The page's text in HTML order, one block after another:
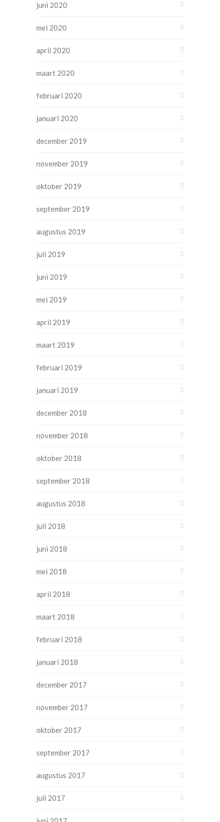
juni 2020
mei 2020
april 2020
maart 2020
februari 2020
januari 2020
december 2019
november 2019
oktober 2019
september 2019
augustus 2019
juli 2019
juni 2019
mei 2019
april 2019
maart 2019
februari 2019
januari 2019
december 2018
november 2018
oktober 2018
september 2018
augustus 2018
juli 2018
juni 2018
mei 2018
april 2018
maart 2018
februari 2018
januari 2018
december 2017
november 2017
oktober 2017
september 2017
augustus 2017
juli 2017